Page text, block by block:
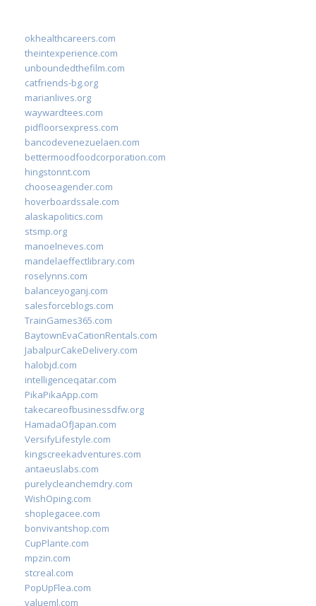
okhealthcareers.com
theintexperience.com
unboundedthefilm.com
catfriends-bg.org
marianlives.org
waywardtees.com
pidfloorsexpress.com
bancodevenezuelaen.com
bettermoodfoodcorporation.com
hingstonnt.com
chooseagender.com
hoverboardssale.com
alaskapolitics.com
stsmp.org
manoelneves.com
mandelaeffectlibrary.com
roselynns.com
balanceyoganj.com
salesforceblogs.com
TrainGames365.com
BaytownEvaCationRentals.com
JabalpurCakeDelivery.com
halobjd.com
intelligenceqatar.com
PikaPikaApp.com
takecareofbusinessdfw.org
HamadaOfJapan.com
VersifyLifestyle.com
kingscreekadventures.com
antaeuslabs.com
purelycleanchemdry.com
WishOping.com
shoplegacee.com
bonvivantshop.com
CupPlante.com
mpzin.com
stcreal.com
PopUpFlea.com
valueml.com